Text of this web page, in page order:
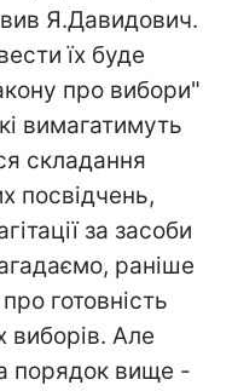
Я.Давидович.
їх буде
про вибори"
вимагатимуть
складання
посвідчень,
за засоби
раніше
готовність
виборів. Але
порядок вище -